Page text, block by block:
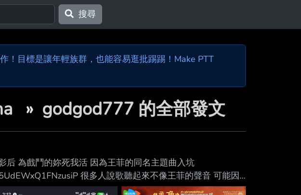
搜尋
！目標是讓年輕族群，也能容易逛批踢踢！Make PTT
» godgod777 的全部發文
后 為戲鬥的妳死我活 因為王菲的同名主題曲入坑
很多人說歌聽起來不像王菲的聲音 可能因
藝謀 第一次看他拍影集 我們李安也來拍齣影集 所以女主角也